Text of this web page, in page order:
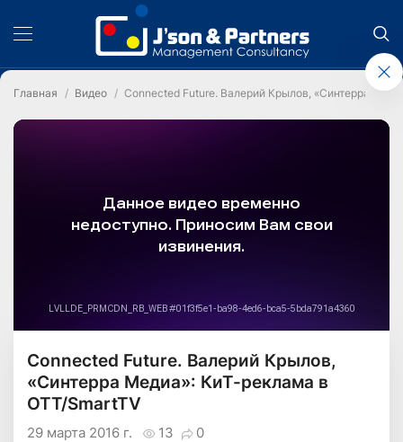
Главная Видео Connected Future. Валерий Крылов, «Синтерра
Connected Future. Валерий Крылов,
«Синтерра Медиа»: КиТ-реклама в
ОТТ/SmartTV
13 0
29 марта 2016 г.